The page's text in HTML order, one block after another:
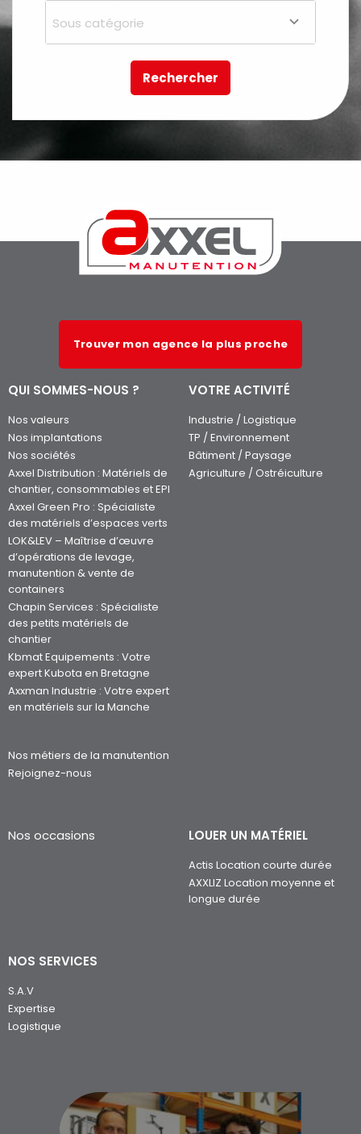
Sous catégorie
Rechercher
Trouver mon agence la plus proche
QUI SOMMES-NOUS ?
Nos valeurs
Nos implantations
Nos sociétés
Axxel Distribution : Matériels de
chantier, consommables et EPI
Axxel Green Pro : Spécialiste
des matériels d’espaces verts
LOK&LEV – Maîtrise d’œuvre
d’opérations de levage,
manutention & vente de
containers
Chapin Services : Spécialiste
des petits matériels de
chantier
Kbmat Equipements : Votre
expert Kubota en Bretagne
Axxman Industrie : Votre expert
en matériels sur la Manche
Nos métiers de la manutention
Rejoignez-nous
VOTRE ACTIVITÉ
Industrie / Logistique
TP / Environnement
Bâtiment / Paysage
Agriculture / Ostréiculture
Nos occasions LOUER UN MATÉRIEL
Actis Location courte durée
AXXLIZ Location moyenne et
longue durée
NOS SERVICES
S.A.V
Expertise
Logistique